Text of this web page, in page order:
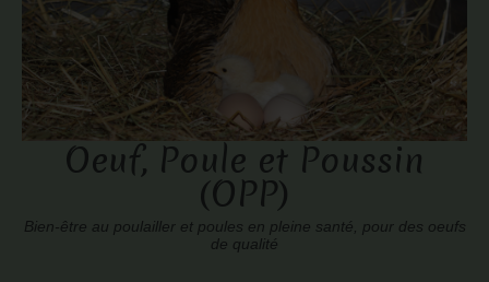
Oeuf, Poule et Poussin
(OPP)
Bien-être au poulailler et poules en pleine santé, pour des oeufs
de qualité